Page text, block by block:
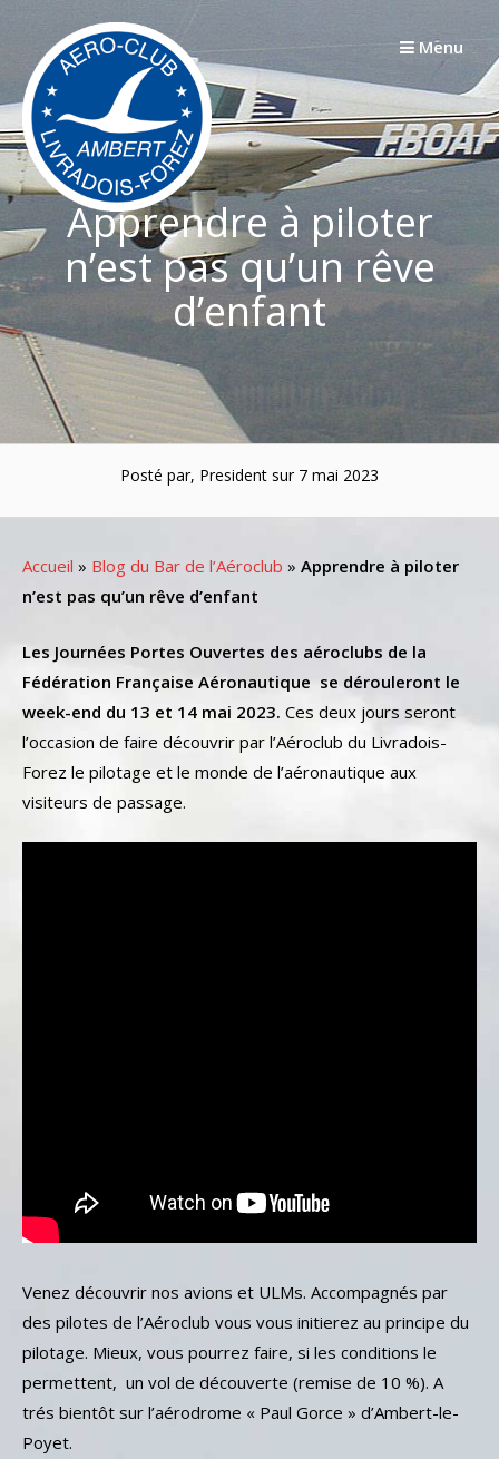
contenu
Menu
Apprendre à piloter
n’est pas qu’un rêve
d’enfant
Posté par, President sur 7 mai 2023
Accueil » Blog du Bar de l’Aéroclub » Apprendre à piloter
n’est pas qu’un rêve d’enfant
Les Journées Portes Ouvertes des aéroclubs de la
Fédération Française Aéronautique se dérouleront le
week-end du 13 et 14 mai 2023. Ces deux jours seront
l’occasion de faire découvrir par l’Aéroclub du Livradois-
Forez le pilotage et le monde de l’aéronautique aux
visiteurs de passage.
Venez découvrir nos avions et ULMs. Accompagnés par
des pilotes de l’Aéroclub vous vous initierez au principe du
pilotage. Mieux, vous pourrez faire, si les conditions le
permettent, un vol de découverte (remise de 10 %). A
trés bientôt sur l’aérodrome « Paul Gorce » d’Ambert-le-
Poyet.